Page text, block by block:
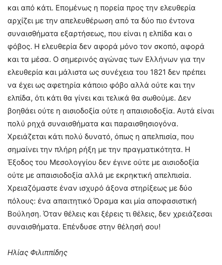
και από κάτι. Επομένως η πορεία προς την ελευθερία
αρχίζει με την απελευθέρωση από τα δύο πιο έντονα
συναισθήματα εξαρτήσεως, που είναι η ελπίδα και ο
φόβος. Η ελευθερία δεν αφορά μόνο τον σκοπό, αφορά
και τα μέσα. Ο σημερινός αγώνας των Ελλήνων για την
ελευθερία και μάλιστα ως συνέχεια του 1821 δεν πρέπει
να έχει ως αφετηρία κάποιο φόβο αλλά ούτε και την
ελπίδα, ότι κάτι θα γίνει και τελικά θα σωθούμε. Δεν
βοηθάει ούτε η αισιοδοξία ούτε η απαισιοδοξία. Αυτά είναι
πολύ ρηχά συναισθήματα και παραισθησιογόνα.
Χρειάζεται κάτι πολύ δυνατό, όπως η απελπισία, που
σημαίνει την πλήρη ρήξη με την πραγματικότητα. Η
Έξοδος του Μεσολογγίου δεν έγινε ούτε με αισιοδοξία
ούτε με απαισιοδοξία αλλά με εκρηκτική απελπισία.
Χρειαζόμαστε έναν ισχυρό άξονα στηρίξεως με δύο
πόλους: ένα απαιτητικό Όραμα και μία αποφασιστική
Βούληση. Όταν θέλεις και ξέρεις τι θέλεις, δεν χρειάζεσαι
συναισθήματα. Επένδυσε στην θέλησή σου!
Ηλίας Φιλιππίδης